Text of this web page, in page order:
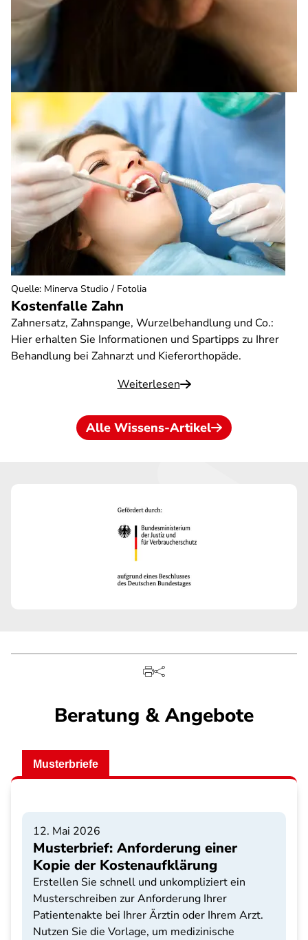
Kostenfalle Zahn
Zahnersatz, Zahnspange, Wurzelbehandlung und Co.:
Hier erhalten Sie Informationen und Spartipps zu Ihrer
Behandlung bei Zahnarzt und Kieferorthopäde.
Weiterlesen
Quelle: Minerva Studio / Fotolia
Alle Wissens-Artikel
Beratung & Angebote
Musterbriefe
12. Mai 2026
Musterbrief: Anforderung einer
Kopie der Kostenaufklärung
Erstellen Sie schnell und unkompliziert ein
Musterschreiben zur Anforderung Ihrer
Patientenakte bei Ihrer Ärztin oder Ihrem Arzt.
Nutzen Sie die Vorlage, um medizinische